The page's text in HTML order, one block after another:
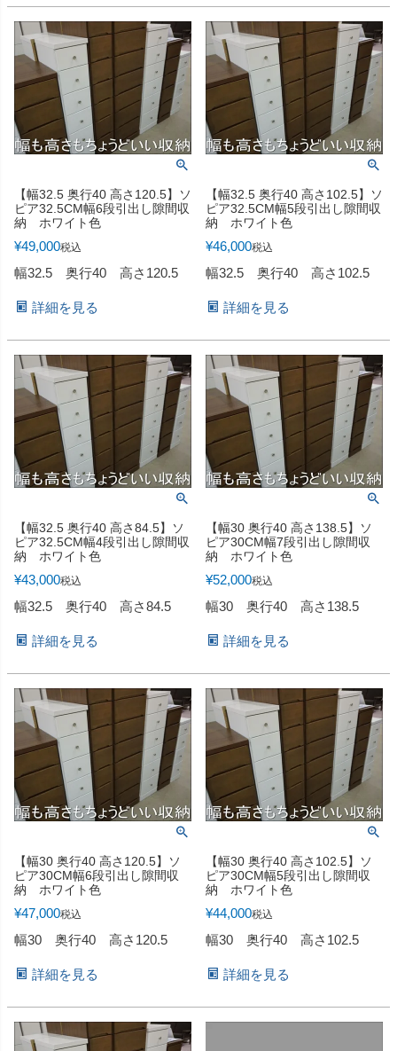
【幅32.5 奥行40 高さ120.5】ソ
ピア32.5CM幅6段引出し隙間収
納 ホワイト色
¥49,000税込
幅32.5 奥行40 高さ120.5
詳細を見る
【幅32.5 奥行40 高さ102.5】ソ
ピア32.5CM幅5段引出し隙間収
納 ホワイト色
¥46,000税込
幅32.5 奥行40 高さ102.5
詳細を見る
【幅32.5 奥行40 高さ84.5】ソ
ピア32.5CM幅4段引出し隙間収
納 ホワイト色
¥43,000税込
幅32.5 奥行40 高さ84.5
詳細を見る
【幅30 奥行40 高さ138.5】ソ
ピア30CM幅7段引出し隙間収
納 ホワイト色
¥52,000税込
幅30 奥行40 高さ138.5
詳細を見る
【幅30 奥行40 高さ120.5】ソ
ピア30CM幅6段引出し隙間収
納 ホワイト色
¥47,000税込
幅30 奥行40 高さ120.5
詳細を見る
【幅30 奥行40 高さ102.5】ソ
ピア30CM幅5段引出し隙間収
納 ホワイト色
¥44,000税込
幅30 奥行40 高さ102.5
詳細を見る